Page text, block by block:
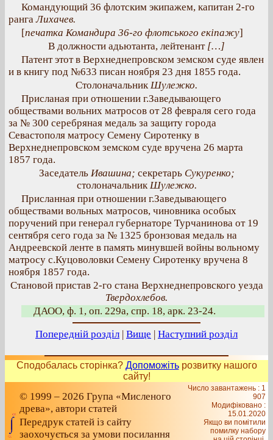
Командующий 36 флотским экипажем, капитан 2-го
рангаЛихачев.
[печатка Командира 36-го флотського екіпажу]
В должности адьютанта, лейтенант […]
Патент этот в Верхнеднепровском земском суде явлен
и в книгу под №633 писан ноября 23 дня 1855 года.
СтолоначальникШулежко.
Присланая при отношении г.Заведывающего
обществами вольних матросов от 28 февраля сего года
за № 300 серебряная медаль за защиту города
Севастополя матросу Семену Сиротенку в
Верхнеднепровском земском суде вручена 26 марта
1857 года.
ЗаседательИвашина; секретарьСукуренко;
столоначальникШулежко.
Присланная при отношении г.Заведывающего
обществами вольных матросов, чиновника особых
поручений при генерал губернаторе Турчанинова от 19
сентября сего года за № 1325 бронзовая медаль на
Андреевской ленте в память минувшей войны вольному
матросу с.Куцоволовки Семену Сиротенку вручена 8
ноября 1857 года.
Становой пристав 2-го стана Верхнеднепровского уезда
Твердохлебов.
ДАОО, ф. 1, оп. 229а, спр. 18, арк. 23-24.
Попередній розділ | Вище | Наступний розділ
Сподобалась сторінка? Допоможітьрозвитку нашого
сайту!
© 1999 – 2026 Група «Мисленого
древа», автори статей
Передрук статей із сайту
заохочується за умови посилання
Число завантажень : 1
907
Модифіковано :
15.01.2020
Якщо ви помітили
помилку набору